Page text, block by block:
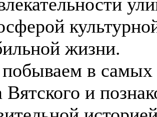
жизни.
в самых
Вятского и